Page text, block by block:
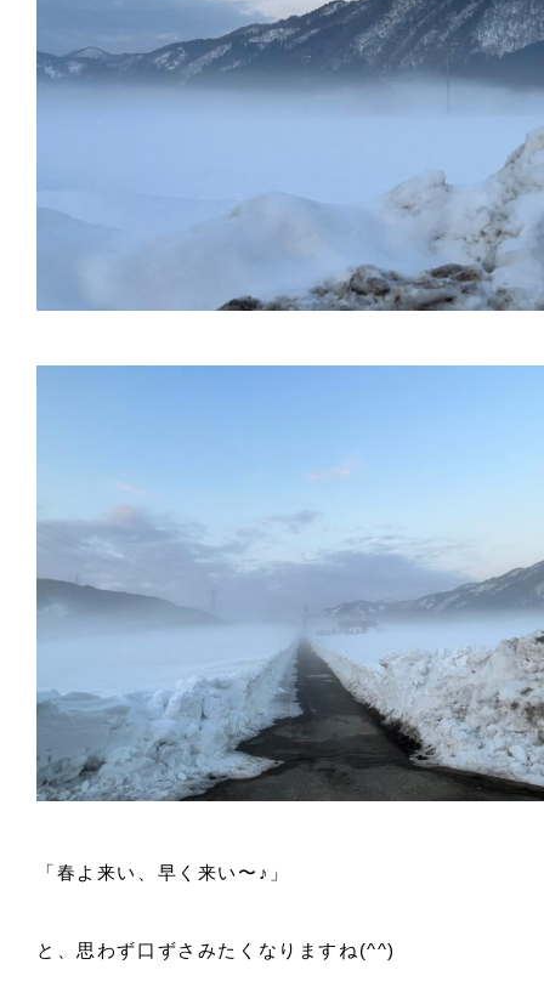
「春よ来い、早く来い〜♪」
と、思わず口ずさみたくなりますね(^^)